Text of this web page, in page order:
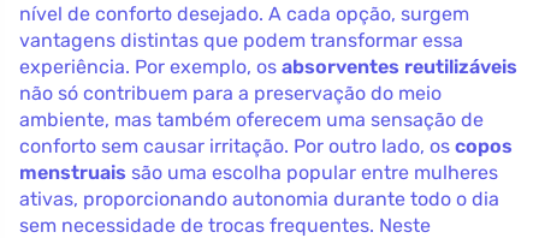
nível de conforto desejado. A cada opção, surgem
vantagens distintas que podem transformar essa
experiência. Por exemplo, os absorventes reutilizáveis
não só contribuem para a preservação do meio
ambiente, mas também oferecem uma sensação de
conforto sem causar irritação. Por outro lado, os copos
menstruais são uma escolha popular entre mulheres
ativas, proporcionando autonomia durante todo o dia
sem necessidade de trocas frequentes. Neste